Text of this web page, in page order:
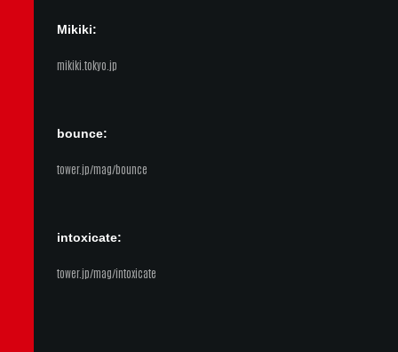
Mikiki:
mikiki.tokyo.jp
bounce:
tower.jp/mag/bounce
intoxicate:
tower.jp/mag/intoxicate